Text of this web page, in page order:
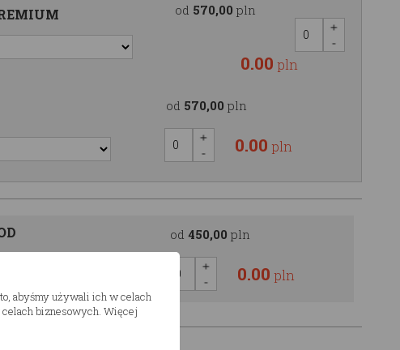
od 570,00 pln
0.00 pln
od 570,00 pln
0.00 pln
od450,00 pln
0.00 pln
abyśmy używali ich w celach
biznesowych. Więcej